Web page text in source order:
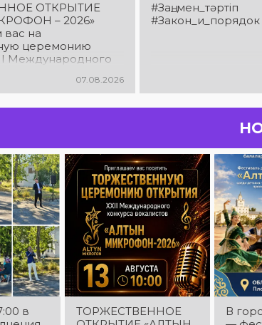
ОТКРЫТИЕ
– 2026»
на
церемонию
Международного
В этот день
из
встретятся на
свидетелями
вокального
07.08.2026
#Заң_мен_тәртіп
#Закон_и_порядок
в
ТОРЖЕСТВЕННОЕ
В